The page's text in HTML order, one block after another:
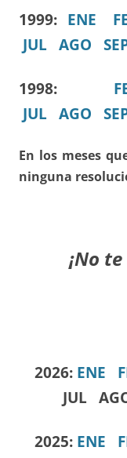
1999: ENE
JUL
AGO
1998:
JUL
AGO
En los meses
ninguna
¡No
2026: ENE
JUL
2025: ENE